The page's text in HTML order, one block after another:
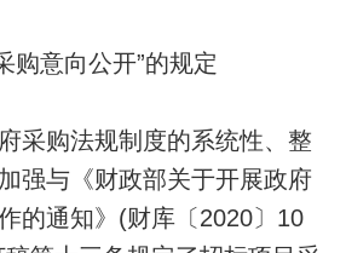
购意向公开”的规定
采购法规制度的系统性、整
强与《财政部关于开展政府
的通知》(财库〔2020〕10